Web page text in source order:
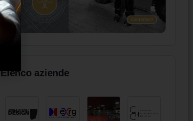
Elenco aziende